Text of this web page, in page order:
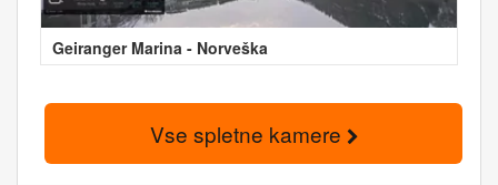
Geiranger Marina - Norveška
Vse spletne kamere